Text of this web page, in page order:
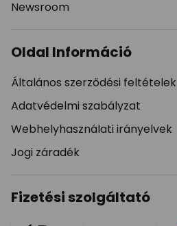
Newsroom
Oldal Információ
Általános szerződési feltételek
Adatvédelmi szabályzat
Webhelyhasználati irányelvek
Jogi záradék
Fizetési szolgáltató